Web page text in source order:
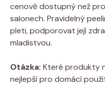
cenově dostupný než
salonech. Pravidelný
pleti, podporovat její
mladistvou.
Otázka: Které ​produkty
nejlepší ‌pro domácí